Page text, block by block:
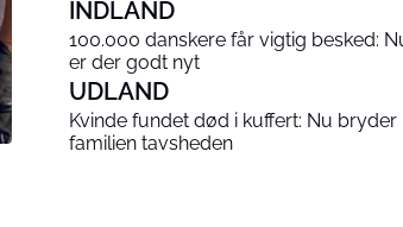
INDLAND
100.000 danskere får vigtig besked:
er der godt nyt
UDLAND
Kvinde fundet død i kuffert: Nu bryder
familien tavsheden